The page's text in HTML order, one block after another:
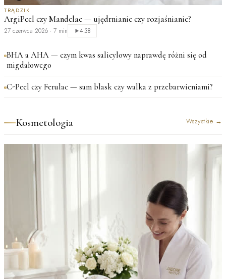
TRĄDZIK
ArgiPeel czy Mandelac — ujędrnianie czy rozjaśnianie?
27 czerwca 2026 · 7 min 4:38
BHA a AHA — czym kwas salicylowy naprawdę różni się od
migdałowego
C-Peel czy Ferulac — sam blask czy walka z przebarwieniami?
Kosmetologia Wszystkie →